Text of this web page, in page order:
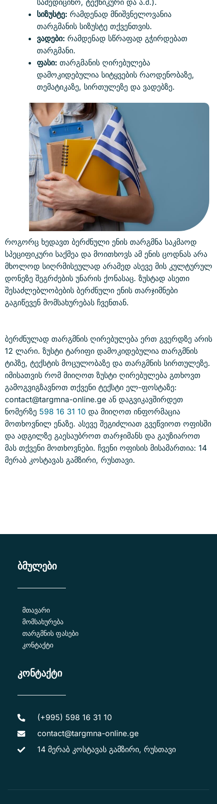
სამედიცინო, ტექნიკური და ა.შ.).
სიზუსტე: რამდენად მნიშვნელოვანია
თარგმანის სიზუსტე თქვენთვის.
ვადები: რამდენად სწრაფად გჭირდებათ
თარგმანი.
ფასი: თარგმანის ღირებულება
დამოკიდებულია სიტყვების რაოდენობაზე,
თემატიკაზე, სირთულეზე და ვადებზე.
როგორც ხედავთ ბერძნული ენის თარგმნა საკმაოდ
სპეციფიკური საქმეა და მოითხოვს ამ ენის ცოდნას არა
მხოლოდ სიღრმისეულად არამედ ასევე მის კულტურულ
დონეზე შეგრძების უნარის ქონასაც. ზუსტად ასეთი
შესაძლებლობების ბერძნული ენის თარჯიმნები
გაგიწევენ მომსახურებას ჩვენთან.
ბერძნულად თარგმნის ღირებულება ერთ გვერდზე არის
12 ლარი. ზუსტი ტარიფი დამოკიდებულია თარგმნის
ტიპზე, ტექსტის მოცულობაზე და თარგმნის სირთულეზე.
იმისათვის რომ მიიღოთ ზუსტი ღირებულება გთხოვთ
გამოგვიგზავნოთ თქვენი ტექსტი ელ-ფოსტაზე:
contact@targmna-online.ge ან დაგვიკავშირდეთ
ნომერზე 598 16 31 10 და მიიღოთ ინფორმაცია
მოთხოვნილ ენაზე. ასევე შეგიძლიათ გვეწვიოთ ოფისში
და ადგილზე გაესაუბროთ თარჯიმანს და გაუზიაროთ
მას თქვენი მოთხოვნები. ჩვენი ოფისის მისამართია: 14
მერაბ კოსტავას გამზირი, რუსთავი.
ბმულები
მთავარი
მომსახურება
თარგმნის ფასები
კონტაქტი
კონტაქტი
(+995) 598 16 31 10
contact@targmna-online.ge
14 მერაბ კოსტავას გამზირი, რუსთავი